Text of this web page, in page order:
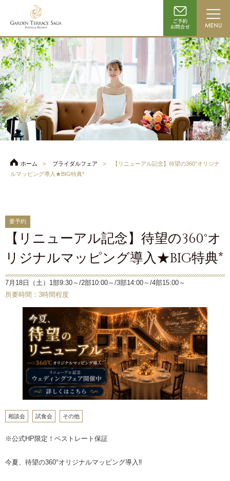
ホーム ブライダルフェア
【リニューアル記念】待望の360°オリジナ
ルマッピング導入★BIG特典*
要予約
【リニューアル記念】待望の360°オ
リジナルマッピング導入★BIG特典*
7月18日（土）1部9:30～/2部10:00～/3部14:00～/4部15:00～
所要時間：3時間程度
相談会 試食会 その他
※公式HP限定！ベストレート保証
今夏、待望の360°オリジナルマッピング導入‼